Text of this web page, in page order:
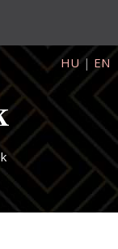
HU | EN